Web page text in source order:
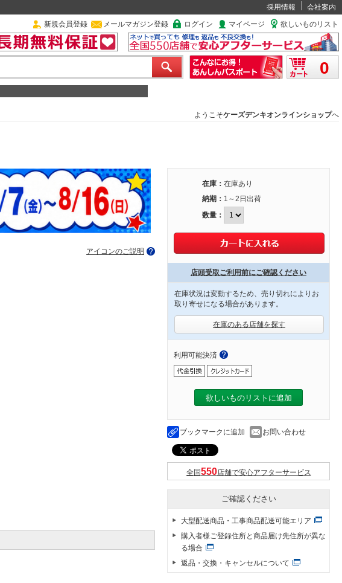
採用情報
会社案内
新規会員登録 メールマガジン登録 ログイン マイページ 欲しいものリスト
0
ようこそケーズデンキオンラインショップへ
アイコンのご説明
在庫： 在庫あり
納期： 1～2日出荷
数量：
店頭受取ご利用前にご確認ください
在庫状況は変動するため、売り切れによりお
取り寄せになる場合があります。
在庫のある店舗を探す
利用可能決済
欲しいものリストに追加
ブックマークに追加 お問い合わせ
全国 店舗で安心アフターサービス
ご確認ください
大型配送商品・工事商品配送可能エリア
購入者様ご登録住所と商品届け先住所が異な
る場合
返品・交換・キャンセルについて